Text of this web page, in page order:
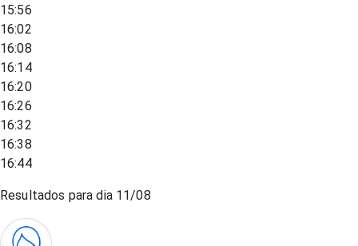
15:56
16:02
16:08
16:14
16:20
16:26
16:32
16:38
16:44
Resultados para dia 11/08